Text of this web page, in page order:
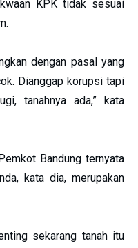
KPK tidak sesuai
dengan pasal yang
Dianggap korupsi tapi
tanahnya ada,” kata
Bandung ternyata
kata dia, merupakan
sekarang tanah itu